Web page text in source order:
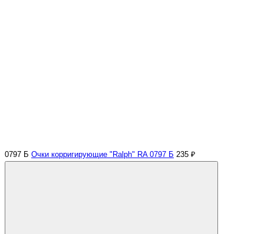
0797 Б Очки корригирующие "Ralph" RA 0797 Б 235 ₽